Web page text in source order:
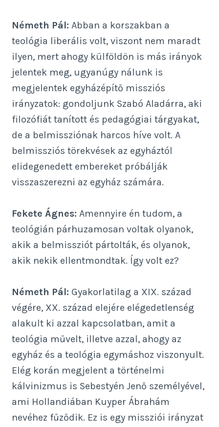
Németh Pál: Abban a korszakban a
teológia liberális volt, viszont nem maradt
ilyen, mert ahogy külföldön is más irányok
jelentek meg, ugyanúgy nálunk is
megjelentek egyházépítő missziós
irányzatok: gondoljunk Szabó Aladárra, aki
filozófiát tanított és pedagógiai tárgyakat,
de a belmissziónak harcos híve volt. A
belmissziós törekvések az egyháztól
elidegenedett embereket próbálják
visszaszerezni az egyház számára.
Fekete Ágnes: Amennyire én tudom, a
teológián párhuzamosan voltak olyanok,
akik a belmissziót pártolták, és olyanok,
akik nekik ellentmondtak. Így volt ez?
Németh Pál: Gyakorlatilag a XIX. század
végére, XX. század elejére elégedetlenség
alakult ki azzal kapcsolatban, amit a
teológia művelt, illetve azzal, ahogy az
egyház és a teológia egymáshoz viszonyult.
Elég korán megjelent a történelmi
kálvinizmus is Sebestyén Jenő személyével,
ami Hollandiában Kuyper Ábrahám
nevéhez fűződik. Ez is egy missziói irányzat